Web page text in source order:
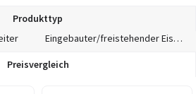
Produkttyp
Eingebauter/freistehender Eiswürfelbereiter
Preisvergleich